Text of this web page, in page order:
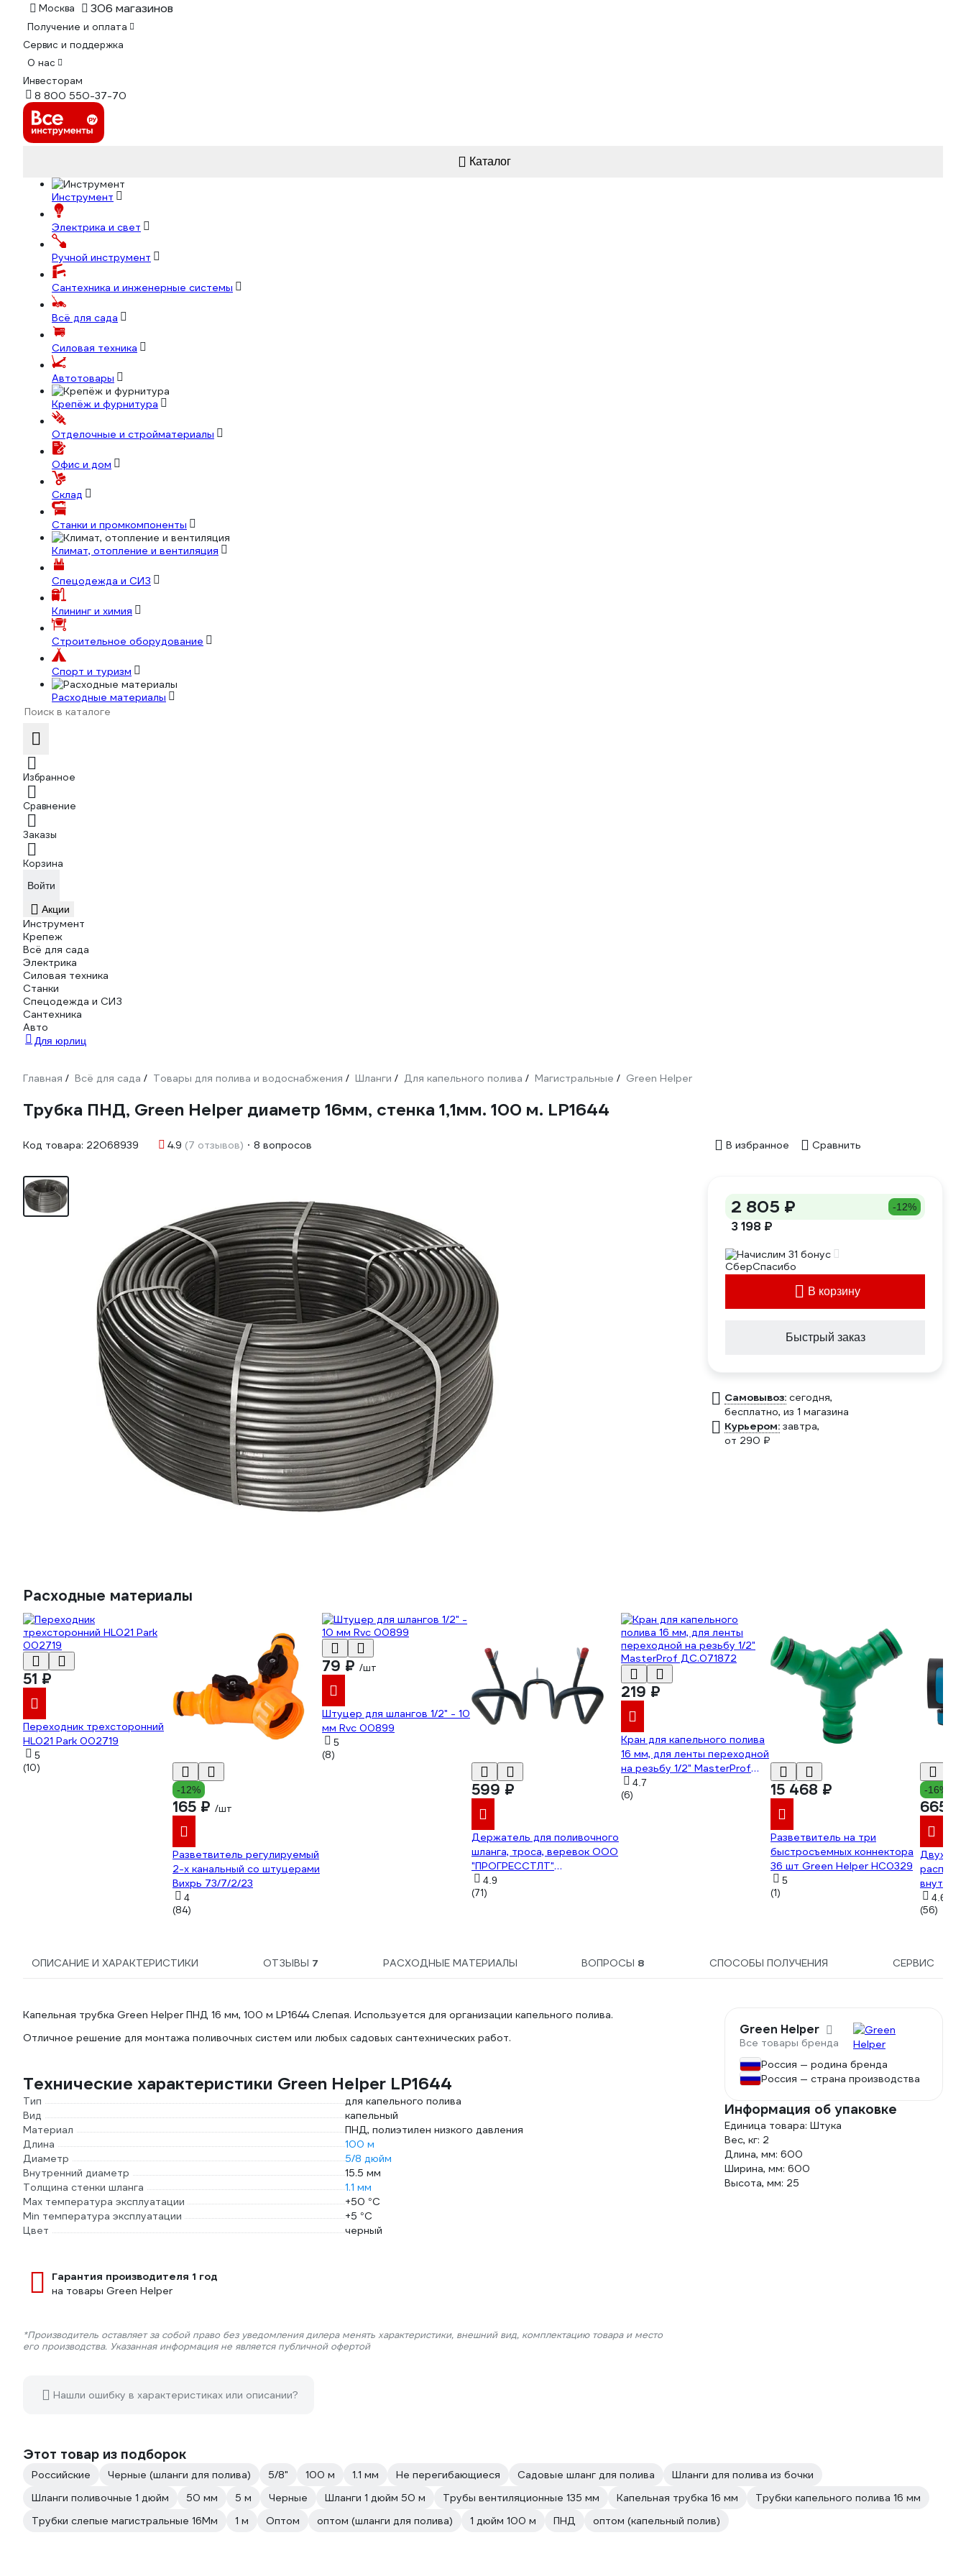
Москва 306 магазинов
Получение и оплата
Сервис и поддержка
О нас
Инвесторам
8 800 550-37-70
Каталог
Инструмент
Электрика и свет
Ручной инструмент
Сантехника и инженерные системы
Всё для сада
Силовая техника
Автотовары
Крепёж и фурнитура
Отделочные и стройматериалы
Офис и дом
Склад
Станки и промкомпоненты
Климат, отопление и вентиляция
Спецодежда и СИЗ
Клининг и химия
Строительное оборудование
Спорт и туризм
Расходные материалы
Избранное
Сравнение
Заказы
Корзина
Войти
Акции
Инструмент
Крепеж
Всё для сада
Электрика
Силовая техника
Станки
Спецодежда и СИЗ
Сантехника
Авто
Для юрлиц
Главная / Всё для сада / Товары для полива и водоснабжения / Шланги / Для капельного полива / Магистральные / Green Helper
Трубка ПНД, Green Helper диаметр 16мм, стенка 1,1мм. 100 м. LP1644
Код товара: 22068939 4.9 (7 отзывов) 8 вопросов В избранное Сравнить
2 805 ₽ -12%
3 198 ₽
Начислим 31 бонус
В корзину
Быстрый заказ
Самовывоз: сегодня,
бесплатно, из 1 магазина
Курьером: завтра,
от 290 ₽
Расходные материалы
51 ₽
Переходник трехсторонний
HL021 Park 002719
5
(10)
-12%
165 ₽ /шт
Разветвитель регулируемый
2-х канальный со штуцерами
Вихрь 73/7/2/23
4
(84)
79 ₽ /шт
Штуцер для шлангов 1/2" - 10
мм Rvc 00899
5
(8)
599 ₽
Держатель для поливочного
шланга, троса, веревок ООО
"ПРОГРЕССТЛТ"
H0000012841
4.9
(71)
219 ₽
Кран для капельного полива
16 мм, для ленты переходной
на резьбу 1/2" MasterProf
ДС.071872
4.7
(6) 15 468 ₽
Разветвитель на три
быстросъемных коннектора
36 шт Green Helper HC0329
5
(1)
-16%
665 ₽
4.6
(56)
ОПИСАНИЕ И ХАРАКТЕРИСТИКИ ОТЗЫВЫ 7 РАСХОДНЫЕ МАТЕРИАЛЫ ВОПРОСЫ 8 СПОСОБЫ ПОЛУЧЕНИЯ СЕРВИС
Капельная трубка Green Helper ПНД 16 мм, 100 м LP1644 Слепая. Используется для организации капельного полива.
Отличное решение для монтажа поливочных систем или любых садовых сантехнических работ.
Технические характеристики Green Helper LP1644
Тип
для капельного полива
Вид
капельный
Материал
ПНД, полиэтилен низкого давления
Длина
100 м
Диаметр
5/8 дюйм
Внутренний диаметр
15.5 мм
Толщина стенки шланга
1.1 мм
Мах температура эксплуатации
+50 °С
Min температура эксплуатации
+5 °С
Цвет
черный
Гарантия производителя 1 год
на товары Green Helper
*Производитель оставляет за собой право без уведомления дилера менять характеристики, внешний вид, комплектацию товара и место
его производства. Указанная информация не является публичной офертой
Нашли ошибку в характеристиках или описании?
Green Helper
Все товары бренда
Россия — родина бренда
Россия — страна производства
Информация об упаковке
Единица товара: Штука
Вес, кг: 2
Длина, мм: 600
Ширина, мм: 600
Высота, мм: 25
Этот товар из подборок
Российские Черные (шланги для полива) 5/8" 100 м 1.1 мм Не перегибающиеся Садовые шланг для полива
Шланги для полива из бочки
Шланги поливочные 1 дюйм
50 мм 5 м Черные Шланги 1 дюйм 50 м Трубы вентиляционные 135 мм Капельная трубка 16 мм
Трубки капельного полива 16 мм
Трубки слепые магистральные 16Мм
1 м Оптом оптом (шланги для полива) 1 дюйм 100 м ПНД оптом (капельный полив)